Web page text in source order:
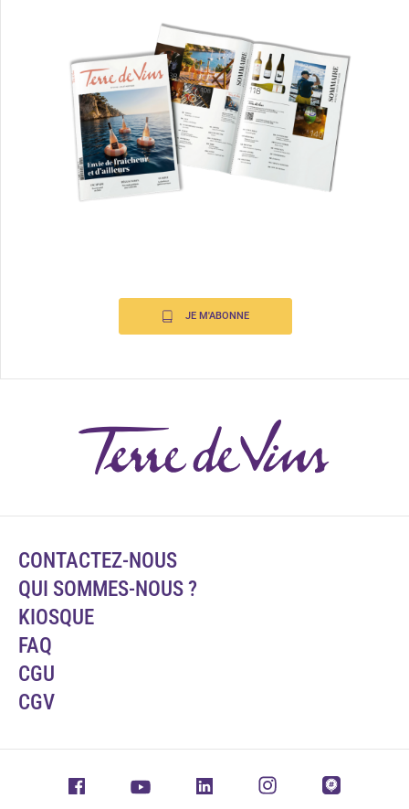
JE M'ABONNE
CONTACTEZ-NOUS
QUI SOMMES-NOUS ?
KIOSQUE
FAQ
CGU
CGV